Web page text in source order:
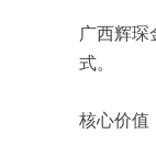
广西辉琛
式。
核心价值